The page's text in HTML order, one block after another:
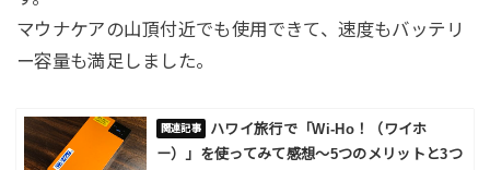
マウナケアの山頂付近でも使用できて、速度もバッテリ
ー容量も満足しました。
ハワイ旅行で「Wi-Ho！（ワイホ
ー）」を使ってみて感想〜5つのメリットと3つ